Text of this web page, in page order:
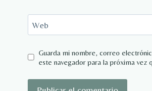
Web
Guarda mi nombre, correo
este navegador para la próxima vez